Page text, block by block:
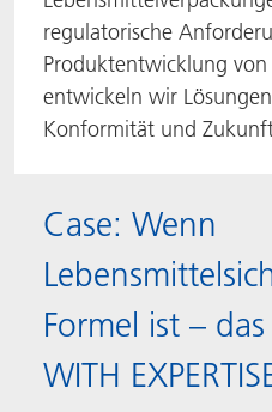
regulatorische
Produktentwicklung
entwickeln wir
Konformität und
Case: Wenn
Formel ist – das
WITH